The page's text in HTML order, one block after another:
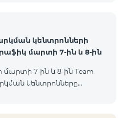
կենտրոնների
մարտի 7-ին և 8-ին
մարտի 7-ին և 8-ին Team
կենտրոնները